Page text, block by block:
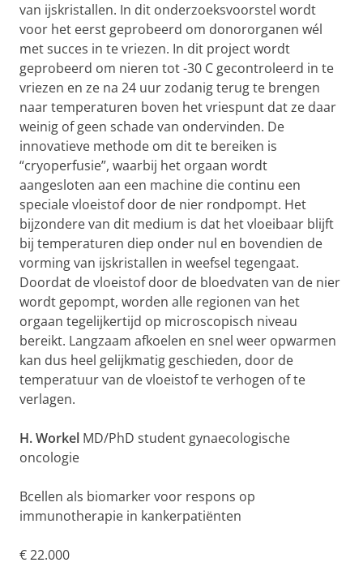
van ijskristallen. In dit onderzoeksvoorstel wordt
voor het eerst geprobeerd om donororganen wél
met succes in te vriezen. In dit project wordt
geprobeerd om nieren tot -30 C gecontroleerd in te
vriezen en ze na 24 uur zodanig terug te brengen
naar temperaturen boven het vriespunt dat ze daar
weinig of geen schade van ondervinden. De
innovatieve methode om dit te bereiken is
“cryoperfusie”, waarbij het orgaan wordt
aangesloten aan een machine die continu een
speciale vloeistof door de nier rondpompt. Het
bijzondere van dit medium is dat het vloeibaar blijft
bij temperaturen diep onder nul en bovendien de
vorming van ijskristallen in weefsel tegengaat.
Doordat de vloeistof door de bloedvaten van de nier
wordt gepompt, worden alle regionen van het
orgaan tegelijkertijd op microscopisch niveau
bereikt. Langzaam afkoelen en snel weer opwarmen
kan dus heel gelijkmatig geschieden, door de
temperatuur van de vloeistof te verhogen of te
verlagen.
H. Workel MD/PhD student gynaecologische
oncologie
Bcellen als biomarker voor respons op
immunotherapie in kankerpatiënten
€ 22.000